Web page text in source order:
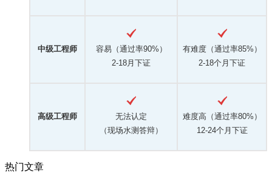
中级工程师
容易（通过率90%）
2-18月下证
有难度（通过率85%）
2-18个月下证
高级工程师
无法认定
（现场水测答辩）
难度高（通过率80%）
12-24个月下证
热门文章